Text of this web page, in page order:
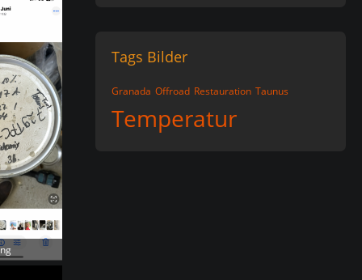
Tags Bilder
Granada Offroad Restauration Taunus
Temperatur